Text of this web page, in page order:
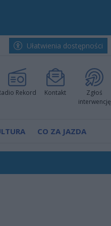
Ułatwienia dostępności
Rekord Kontakt
Zgłoś
interwencję
CO ZA JAZDA